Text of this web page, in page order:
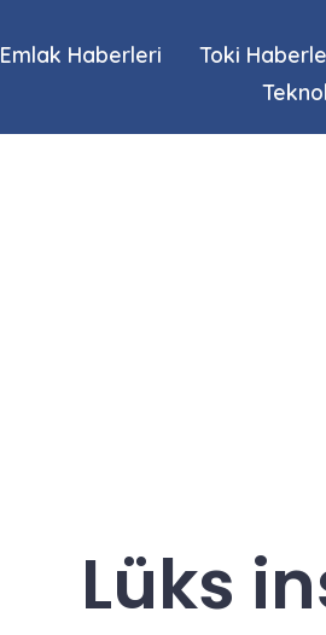
Emlak Haberleri Toki
Lüks